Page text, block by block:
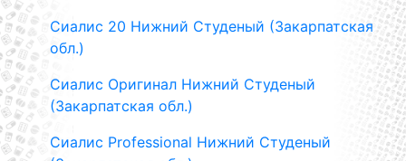
Сиалис 20 Нижний Студеный (Закарпатская
обл.)
Сиалис Оригинал Нижний Студеный
(Закарпатская обл.)
Сиалис Professional Нижний Студеный